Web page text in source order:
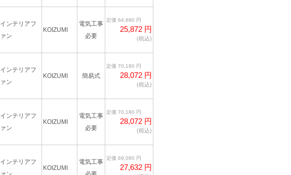
インテリアフ
ァン
KOIZUMI
電気工事
必要
定価 64,680 円
25,872 円
(税込)
インテリアフ
ァン
KOIZUMI 簡易式
定価 70,180 円
28,072 円
(税込)
インテリアフ
ァン
KOIZUMI
電気工事
必要
定価 70,180 円
28,072 円
(税込)
インテリアフ
KOIZUMI
電気工事
定価 69,080 円
27,632 円